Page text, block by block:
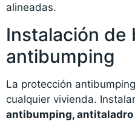
alineadas.
Instalación de
antibumping
La protección
cualquier vivienda.
antibumping,